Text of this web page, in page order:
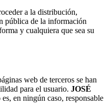
a la distribución,
pública de la información
y cualquiera que sea su
web de terceros se han
para el usuario. JOSÉ
es, en ningún caso, responsable